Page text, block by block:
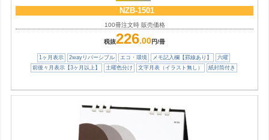
NZB-1501
100冊注文時 販売価格
税抜226.00円/冊
1ヶ月表示 2wayリバーシブル エコ・環境 メモ記入欄【罫線あり】
六曜
前後々月表示【3ヶ月以上】
土曜色分け 文字月表（イラスト無し） 紙封筒付き